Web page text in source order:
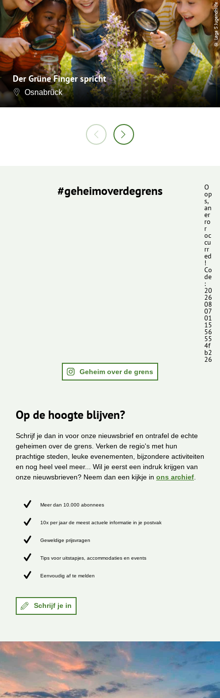
Der Grüne Finger spricht
Osnabrück
© Lega S Jugendhilfe
#geheimoverdegrens O
op
s,
an
er
ro
r
oc
cu
rr
ed
!
Co
de
:
20
26
08
07
01
15
56
55
4f
b2
26
Geheim over de grens
Op de hoogte blijven?
Schrijf je dan in voor onze nieuwsbrief en ontrafel de echte
geheimen over de grens. Verken de regio's met hun
prachtige steden, leuke evenementen, bijzondere activiteiten
en nog heel veel meer... Wil je eerst een indruk krijgen van
onze nieuwsbrieven? Neem dan een kijkje in ons archief
Meer dan 10.000 abonnees
10x per jaar de meest actuele informatie in je postvak
Geweldige prijsvragen
Tips voor uitstapjes, accommodaties en events
Eenvoudig af te melden
Schrijf je in